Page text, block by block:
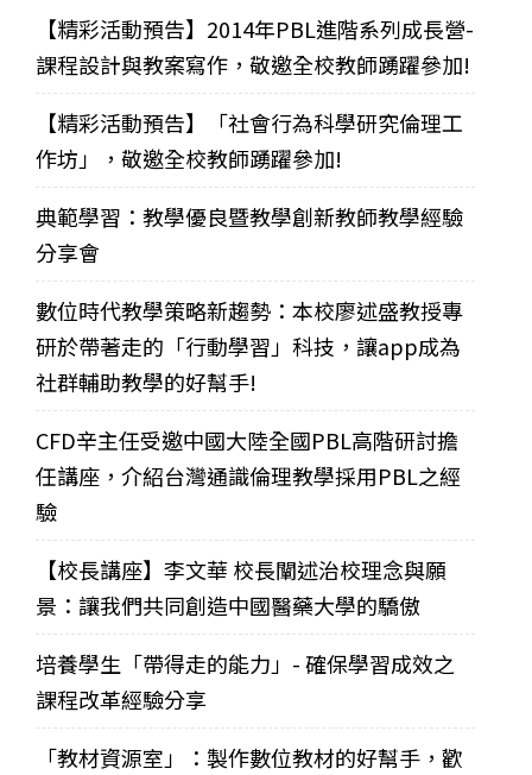
【精彩活動預告】2014年PBL進階系列成長營-
課程設計與教案寫作，敬邀全校教師踴躍參加!
【精彩活動預告】「社會行為科學研究倫理工
作坊」，敬邀全校教師踴躍參加!
典範學習：教學優良暨教學創新教師教學經驗
分享會
數位時代教學策略新趨勢：本校廖述盛教授專
研於帶著走的「行動學習」科技，讓app成為
社群輔助教學的好幫手!
CFD辛主任受邀中國大陸全國PBL高階研討擔
任講座，介紹台灣通識倫理教學採用PBL之經
驗
【校長講座】李文華 校長闡述治校理念與願
景：讓我們共同創造中國醫藥大學的驕傲
培養學生「帶得走的能力」- 確保學習成效之
課程改革經驗分享
「教材資源室」：製作數位教材的好幫手，歡